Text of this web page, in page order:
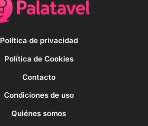
Política de privacidad
Política de Cookies
Contacto
Condiciones de uso
Quiénes somos